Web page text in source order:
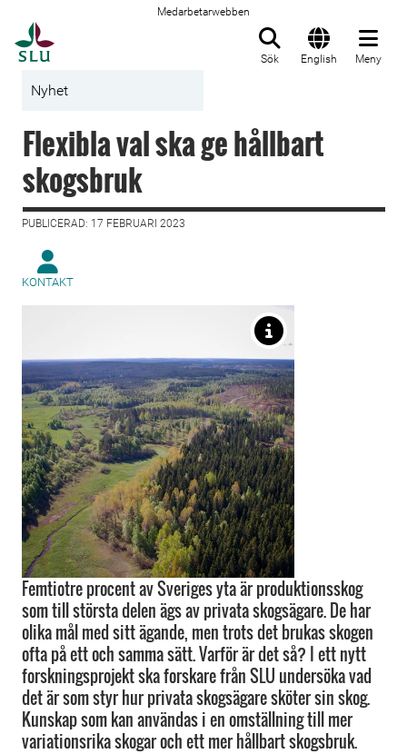
Medarbetarwebben
Sök English Meny
Nyhet
Flexibla val ska ge hållbart
skogsbruk
PUBLICERAD: 17 FEBRUARI 2023
KONTAKT
Femtiotre procent av Sveriges yta är produktionsskog
som till största delen ägs av privata skogsägare. De har
olika mål med sitt ägande, men trots det brukas skogen
ofta på ett och samma sätt. Varför är det så? I ett nytt
forskningsprojekt ska forskare från SLU undersöka vad
det är som styr hur privata skogsägare sköter sin skog.
Kunskap som kan användas i en omställning till mer
variationsrika skogar och ett mer hållbart skogsbruk.